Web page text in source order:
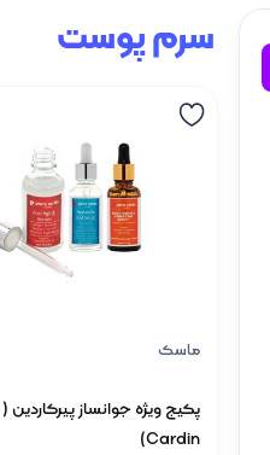
سرم پوست
ماسک
Cardin)